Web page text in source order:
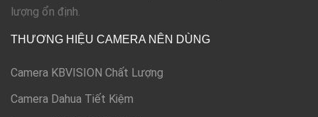
lượng ổn định.
THƯƠNG HIỆU CAMERA NÊN DÙNG
Camera KBVISION Chất Lượng
Camera Dahua Tiết Kiệm